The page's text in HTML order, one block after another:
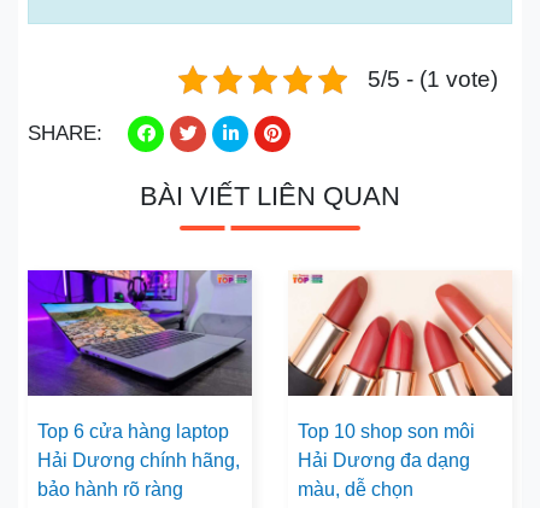
5/5 - (1 vote)
SHARE:
BÀI VIẾT LIÊN QUAN
Top 6 cửa hàng laptop
Hải Dương chính hãng,
bảo hành rõ ràng
Top 10 shop son môi
Hải Dương đa dạng
màu, dễ chọn